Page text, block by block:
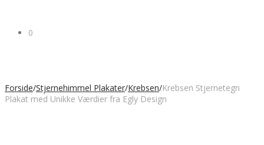
0
Forside/Stjernehimmel Plakater/Krebsen/Krebsen Stjernetegn
Plakat med Unikke Værdier fra Egly Design